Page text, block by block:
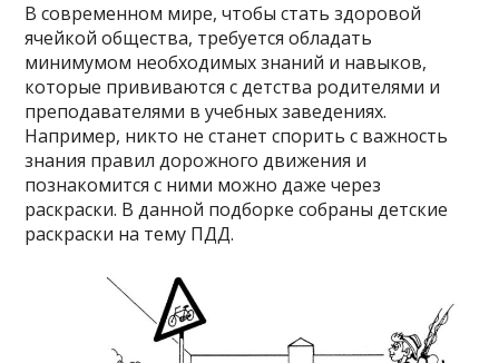
В современном мире, чтобы стать здоровой
ячейкой общества, требуется обладать
минимумом необходимых знаний и навыков,
которые прививаются с детства родителями и
преподавателями в учебных заведениях.
Например, никто не станет спорить с важность
знания правил дорожного движения и
познакомится с ними можно даже через
раскраски. В данной подборке собраны детские
раскраски на тему ПДД.